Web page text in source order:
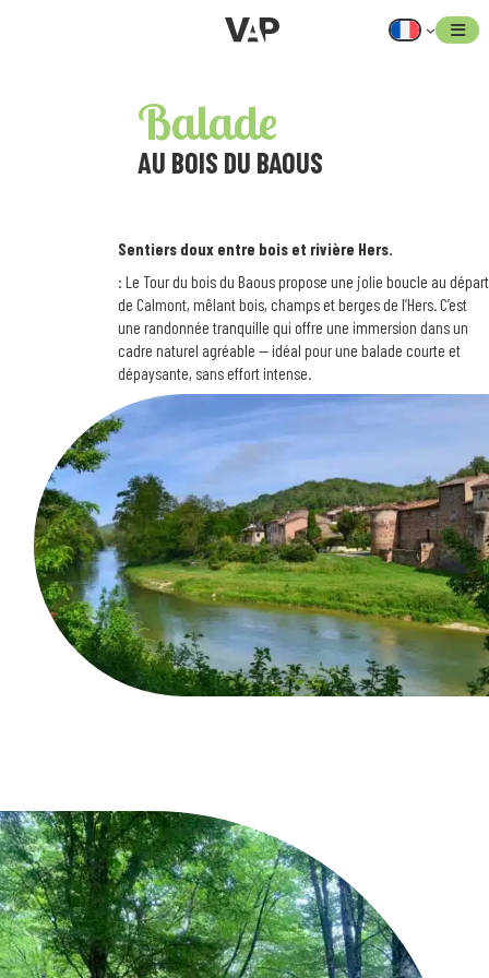
Balade
AU BOIS DU BAOUS
Sentiers doux entre bois et rivière Hers.
: Le Tour du bois du Baous propose une jolie boucle au départ
de Calmont, mêlant bois, champs et berges de l’Hers. C’est
une randonnée tranquille qui offre une immersion dans un
cadre naturel agréable — idéal pour une balade courte et
dépaysante, sans effort intense.